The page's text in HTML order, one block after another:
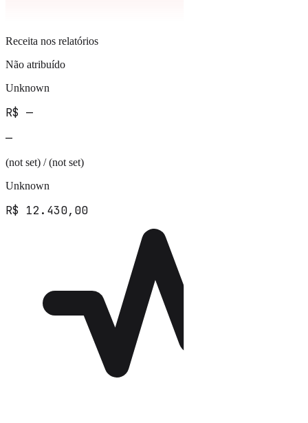
Receita nos relatórios
Não atribuído
Unknown
R$ —
—
(not set) / (not set)
Unknown
R$ 12.430,00